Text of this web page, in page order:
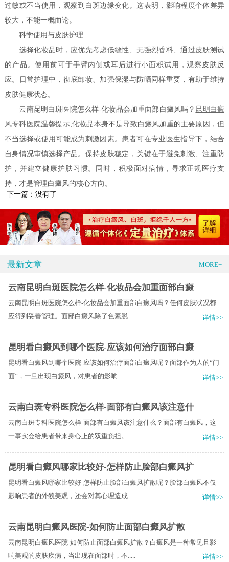
过敏或不当使用，观察到白斑边缘变化。这表明，影响程度个体差异
较大，不能一概而论。
科学使用与皮肤护理
选择化妆品时，应优先考虑低敏性、无强烈香料、通过皮肤测试
的产品。使用前可于手臂内侧或耳后进行小面积试用，观察皮肤反
应。日常护理中，彻底卸妆、加强保湿与防晒同样重要，有助于维持
皮肤健康状态。
云南昆明白斑医院怎么样-化妆品会加重面部白癜风吗？ 昆明白癜
风专科医院温馨提示;化妆品本身不是导致白癜风加重的主要原因，但
不当选择或使用可能成为刺激因素。患者可在专业医生指导下，结合
自身情况审慎选择产品。保持皮肤稳定，关键在于避免刺激、注重防
护，并建立健康护肤习惯。同时，积极面对病情，寻求正规医疗支
持，才是管理白癜风的核心方向。
下一篇：没有了
最新文章 MORE+
云南昆明白斑医院怎么样-化妆品会加重面部白癜
云南昆明白斑医院怎么样-化妆品会加重面部白癜风吗？任何皮肤状况都
应得到妥善管理。面部白癜风除了色素脱.....
详情>>
昆明看白癜风到哪个医院-应该如何治疗面部白癜
昆明看白癜风到哪个医院-应该如何治疗面部白癜风呢？面部作为人的“门
面”，一旦出现白癜风，对患者的影响.....
详情>>
云南白斑专科医院怎么样-面部有白癜风该注意什
云南白斑专科医院怎么样-面部有白癜风该注意什么？面部有白癜风，这
一事实会给患者带来身心上的双重负担。.....
详情>>
昆明看白癜风哪家比较好-怎样防止脸部白癜风扩
昆明看白癜风哪家比较好-怎样防止脸部白癜风扩散呢？脸部白癜风不仅
影响患者的外貌美观，还会对其心理造成.....
详情>>
云南昆明白癜风医院-如何防止面部白癜风扩散
云南昆明白癜风医院-如何防止面部白癜风扩散？白癜风是一种常见且影
响美观的皮肤疾病，当出现在面部时，不.....
详情>>